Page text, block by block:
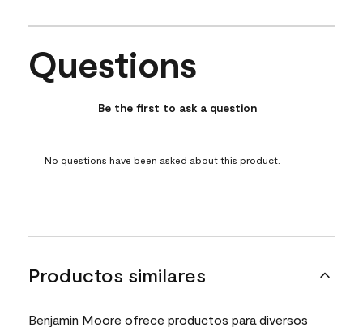
No questions have been asked about this product.
Questions
Be the first to ask a question
No questions have been asked about this product.
Productos similares
Benjamin Moore ofrece productos para diversos